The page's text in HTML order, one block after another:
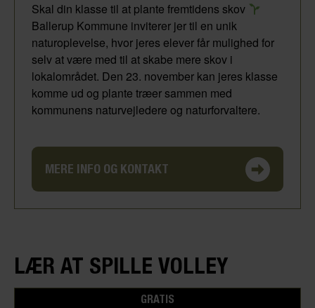
Skal din klasse til at plante fremtidens skov
Ballerup Kommune inviterer jer til en unik
naturoplevelse, hvor jeres elever får mulighed for
selv at være med til at skabe mere skov i
lokalområdet. Den 23. november kan jeres klasse
komme ud og plante træer sammen med
kommunens naturvejledere og naturforvaltere.
MERE INFO OG KONTAKT
LÆR AT SPILLE VOLLEY
GRATIS